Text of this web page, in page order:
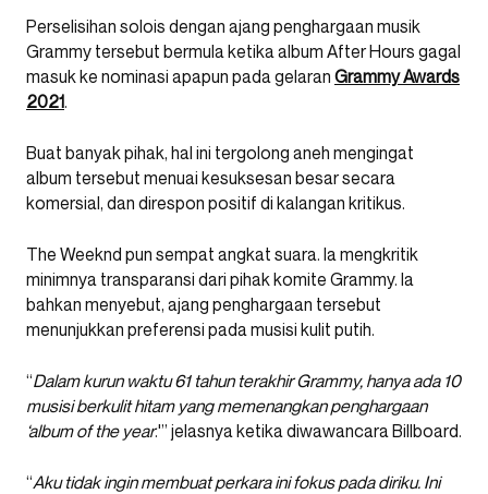
Perselisihan solois dengan ajang penghargaan musik
Grammy tersebut bermula ketika album After Hours gagal
masuk ke nominasi apapun pada gelaran Grammy Awards
2021.
Buat banyak pihak, hal ini tergolong aneh mengingat
album tersebut menuai kesuksesan besar secara
komersial, dan direspon positif di kalangan kritikus.
The Weeknd pun sempat angkat suara. Ia mengkritik
minimnya transparansi dari pihak komite Grammy. Ia
bahkan menyebut, ajang penghargaan tersebut
menunjukkan preferensi pada musisi kulit putih.
“Dalam kurun waktu 61 tahun terakhir Grammy, hanya ada 10
musisi berkulit hitam yang memenangkan penghargaan
‘album of the year.'” jelasnya ketika diwawancara Billboard.
“Aku tidak ingin membuat perkara ini fokus pada diriku. Ini